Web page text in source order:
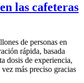
las cafeteras
de personas en
rápida, basada
dosis de experiencia,
más preciso gracias